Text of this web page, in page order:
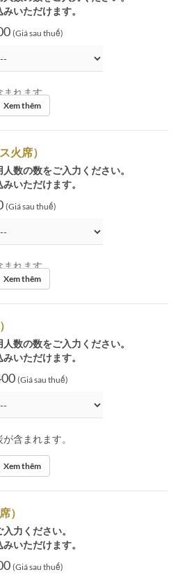
いただけます。
(Giá sau thuế)
れます。
Xem thêm
火席）
数の数をご入力ください。
いただけます。
(Giá sau thuế)
れます。
Xem thêm
数の数をご入力ください。
いただけます。
(Giá sau thuế)
含まれます。
Xem thêm
）
力ください。
いただけます。
(Giá sau thuế)